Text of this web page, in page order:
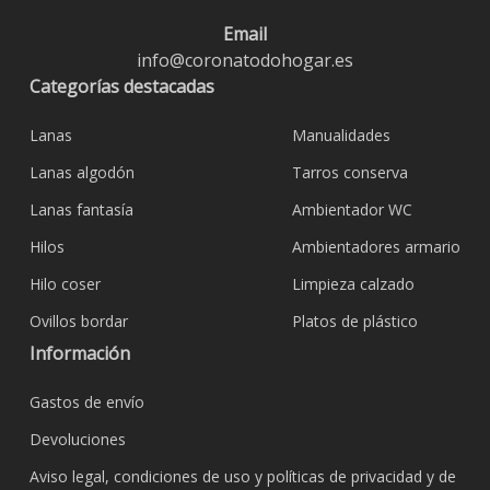
Email
info@coronatodohogar.es
Categorías destacadas
Lanas
Lanas algodón
Lanas fantasía
Hilos
Hilo coser
Ovillos bordar
Manualidades
Tarros conserva
Ambientador WC
Ambientadores armario
Limpieza calzado
Platos de plástico
Información
Gastos de envío
Devoluciones
Aviso legal, condiciones de uso y políticas de privacidad y de